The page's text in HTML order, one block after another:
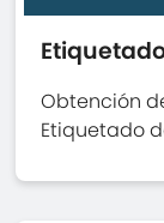
Obtención
Etiquetado